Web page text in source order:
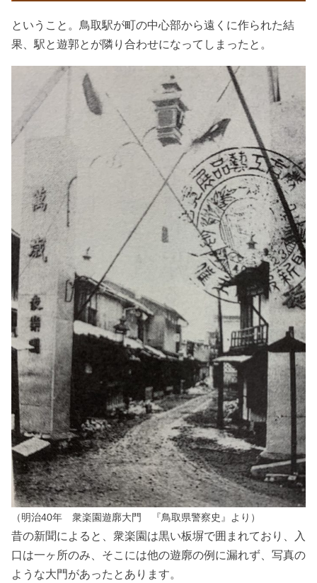
ということ。鳥取駅が町の中心部から遠くに作られた結
果、駅と遊郭とが隣り合わせになってしまったと。
（明治40年 衆楽園遊廓大門 『鳥取県警察史』より）
昔の新聞によると、衆楽園は黒い板塀で囲まれており、入
口は一ヶ所のみ、そこには他の遊廓の例に漏れず、写真の
ような大門があったとあります。